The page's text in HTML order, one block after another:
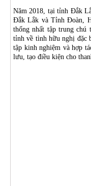
Năm 2018, tại tỉnh Đắk
Đắk Lắk và Tỉnh Đoàn,
thống nhất tập trung chú
tỉnh về tình hữu nghị đặc
tập kinh nghiệm và hợp
lưu, tạo điều kiện cho